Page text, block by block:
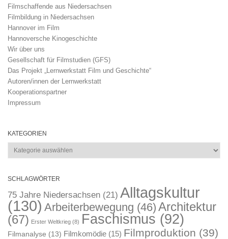
Filmschaffende aus Niedersachsen
Filmbildung in Niedersachsen
Hannover im Film
Hannoversche Kinogeschichte
Wir über uns
Gesellschaft für Filmstudien (GFS)
Das Projekt „Lernwerkstatt Film und Geschichte“
Autoren/innen der Lernwerkstatt
Kooperationspartner
Impressum
KATEGORIEN
Kategorien
SCHLAGWÖRTER
75 Jahre Niedersachsen (21) Alltagskultur
(130) Arbeiterbewegung (46) Architektur
(67) Erster Weltkrieg (8) Faschismus (92)
Filmanalyse (13) Filmkomödie (15) Filmproduktion (39)